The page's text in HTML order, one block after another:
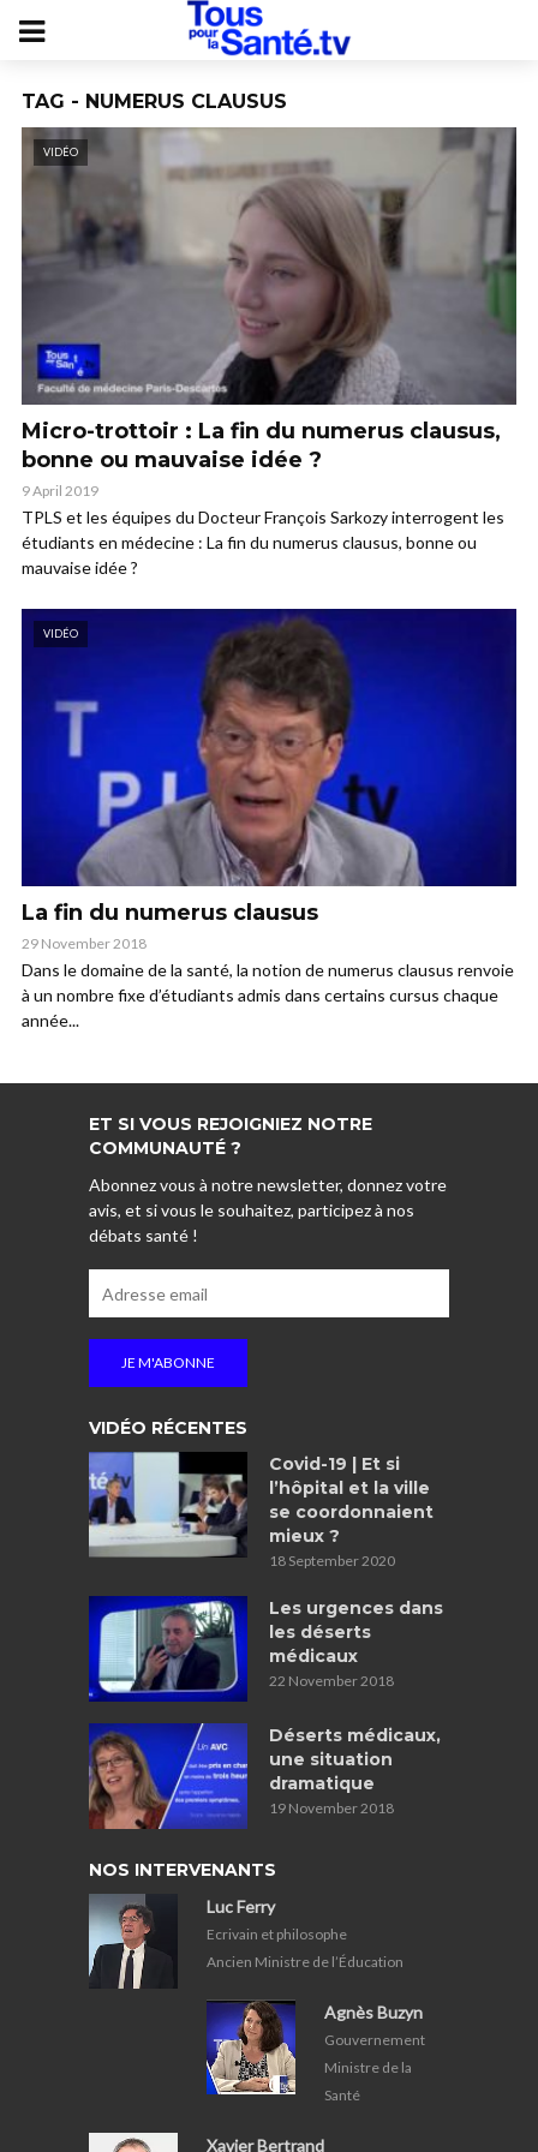
TAG - NUMERUS CLAUSUS
VIDÉO
Micro-trottoir : La fin du numerus clausus,
bonne ou mauvaise idée ?
9 April 2019
TPLS et les équipes du Docteur François Sarkozy interrogent les
étudiants en médecine : La fin du numerus clausus, bonne ou
mauvaise idée ?
VIDÉO
La fin du numerus clausus
29 November 2018
Dans le domaine de la santé, la notion de numerus clausus renvoie
à un nombre fixe d’étudiants admis dans certains cursus chaque
année...
ET SI VOUS REJOIGNIEZ NOTRE
COMMUNAUTÉ ?
Abonnez vous à notre newsletter, donnez votre
avis, et si vous le souhaitez, participez à nos
débats santé !
VIDÉO RÉCENTES
Covid-19 | Et si
l’hôpital et la ville
se coordonnaient
mieux ?
18 September 2020
Les urgences dans
les déserts
médicaux
22 November 2018
Déserts médicaux,
une situation
dramatique
19 November 2018
NOS INTERVENANTS
Luc Ferry
Ecrivain et philosophe
Ancien Ministre de l’Éducation
Agnès Buzyn
Gouvernement
Ministre de la
Santé
Xavier Bertrand